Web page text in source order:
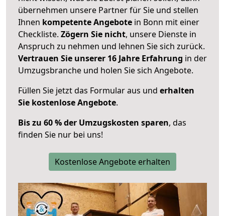
übernehmen unsere Partner für Sie und stellen
Ihnen kompetente Angebote in Bonn mit einer
Checkliste. Zögern Sie nicht, unsere Dienste in
Anspruch zu nehmen und lehnen Sie sich zurück.
Vertrauen Sie unserer 16 Jahre Erfahrung in der
Umzugsbranche und holen Sie sich Angebote.
Füllen Sie jetzt das Formular aus und erhalten
Sie kostenlose Angebote.
Bis zu 60 % der Umzugskosten sparen, das
finden Sie nur bei uns!
Kostenlose Angebote erhalten